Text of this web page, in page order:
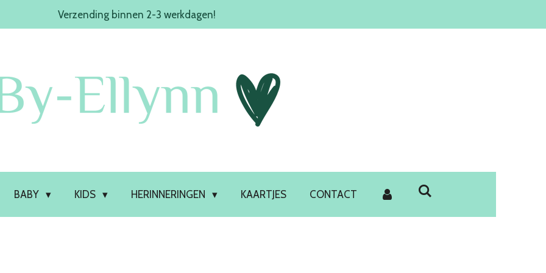
Verzending binnen 2-3 werkdagen!
BABY KIDS HERINNERINGEN KAARTJES CONTACT